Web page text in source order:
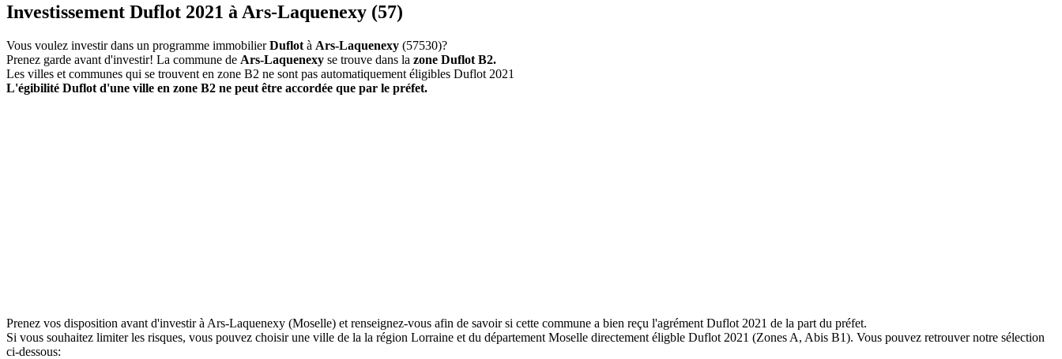
Investissement Duflot 2021 à Ars-Laquenexy (57)
Vous voulez investir dans un programme immobilierDuflot à Ars-Laquenexy (57530)?
Prenez garde avant d'investir! La commune de Ars-Laquenexy se trouve dans la zone Duflot B2.
Les villes et communes qui se trouvent en zone B2 ne sont pas automatiquement éligibles Duflot 2021
L'égibilité Duflot d'une ville en zone B2 ne peut être accordée que par le préfet.
Prenez vos disposition avant d'investir à Ars-Laquenexy (Moselle) et renseignez-vous afin de savoir si cette commune a bien reçu l'agrément Duflot 2021 de la part du préfet.
Si vous souhaitez limiter les risques, vous pouvez choisir une ville de la la région Lorraine et du département Moselle directement éligble Duflot 2021 (Zones A, Abis B1). Vous pouvez retrouver notre sélection
ci-dessous: